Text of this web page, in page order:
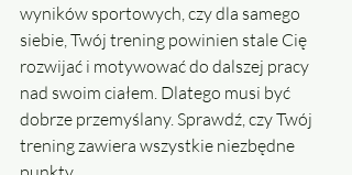
wyników sportowych, czy dla samego
siebie, Twój trening powinien stale Cię
rozwijać i motywować do dalszej pracy
nad swoim ciałem. Dlatego musi być
dobrze przemyślany. Sprawdź, czy Twój
trening zawiera wszystkie niezbędne